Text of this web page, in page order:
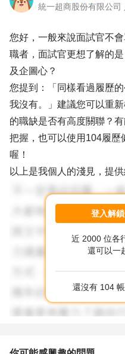
統一超商股份有限公司
您好，一般來說面試官不
職者，面試官更想了解的
及企圖心？
您提到：「同樣看過履歷
我沒有。」建議您可以重
的職缺是否有高度關聯？
把握，也可以使用104履歷
喔！
以上是我個人的淺見，提供
登入解
近 2000 位各
還可以一
還沒有 104